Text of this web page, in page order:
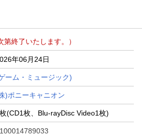
で『鬼滅の刃』オリジナルきんちゃく
天24と楽天ブックス買いまわりでク
終了いたします。）
年06月24日
ーム・ミュージック)
)ポニーキャニオン
(CD1枚、Blu-rayDisc Video1枚)